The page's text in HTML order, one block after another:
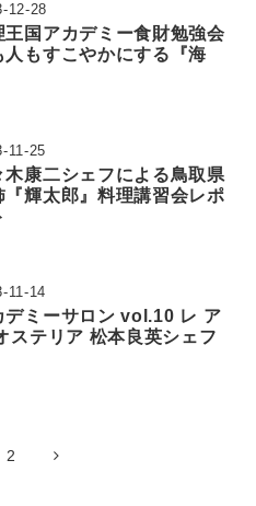
12-28
王国アカデミー食財勉強会
人もすこやかにする『海
11-25
木康二シェフによる鳥取県
『輝太郎』料理講習会レポ
11-14
デミーサロン vol.10 レ ア
ステリア 松本良英シェフ
2